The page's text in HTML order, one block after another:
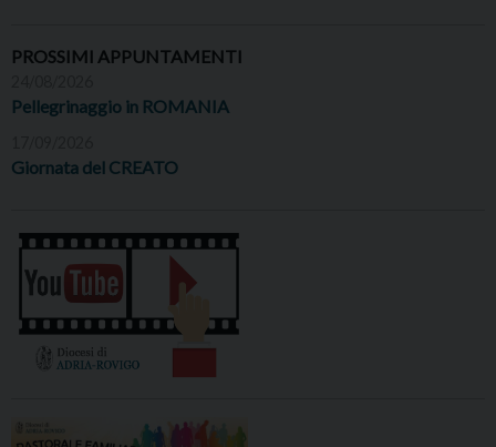
PROSSIMI APPUNTAMENTI
Pellegrinaggio in ROMANIA
Giornata del CREATO